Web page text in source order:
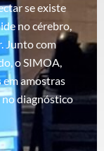
se existe
no cérebro,
Junto com
o SIMOA,
em amostras
no diagnóstico